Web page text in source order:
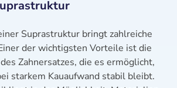
Suprastruktur bringt zahlreiche
der wichtigsten Vorteile ist die
Zahnersatzes, die es ermöglicht,
starkem Kauaufwand stabil bleibt.